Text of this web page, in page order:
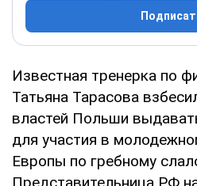
Известная тренерка по
Татьяна Тарасова
властей Польши
для участия в
Европы по гребному
Представительница РФ